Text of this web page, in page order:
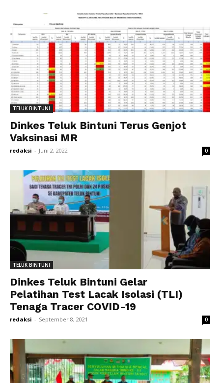
TELUK BINTUNI
Dinkes Teluk Bintuni Terus Genjot
Vaksinasi MR
redaksi - Juni 2, 2022 0
TELUK BINTUNI
Dinkes Teluk Bintuni Gelar
Pelatihan Test Lacak Isolasi (TLI)
Tenaga Tracer COVID-19
redaksi - September 8, 2021 0